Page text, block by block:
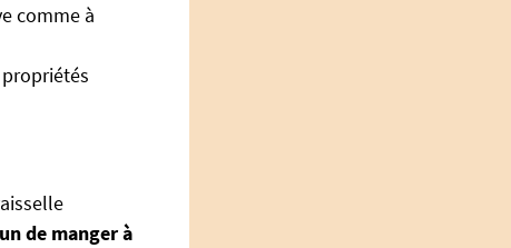
comme à
de manger à